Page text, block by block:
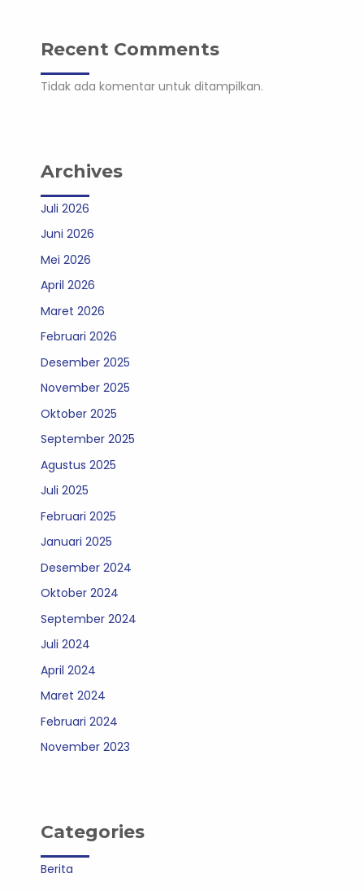
Recent Comments
Tidak ada komentar untuk ditampilkan.
Archives
Juli 2026
Juni 2026
Mei 2026
April 2026
Maret 2026
Februari 2026
Desember 2025
November 2025
Oktober 2025
September 2025
Agustus 2025
Juli 2025
Februari 2025
Januari 2025
Desember 2024
Oktober 2024
September 2024
Juli 2024
April 2024
Maret 2024
Februari 2024
November 2023
Categories
Berita